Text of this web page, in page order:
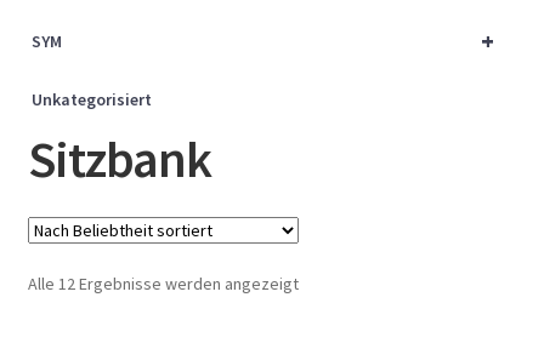
+
SYM
Unkategorisiert
Sitzbank
Alle 12 Ergebnisse werden angezeigtNach